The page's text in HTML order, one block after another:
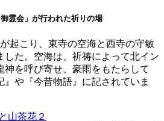
霊会」が行われた祈りの場
起こり、東寺の空海と西寺の守敏
した。空海は、祈祷によって北イン
神を呼び寄せ、豪雨をもたらして
』や『今昔物語』に記されていま